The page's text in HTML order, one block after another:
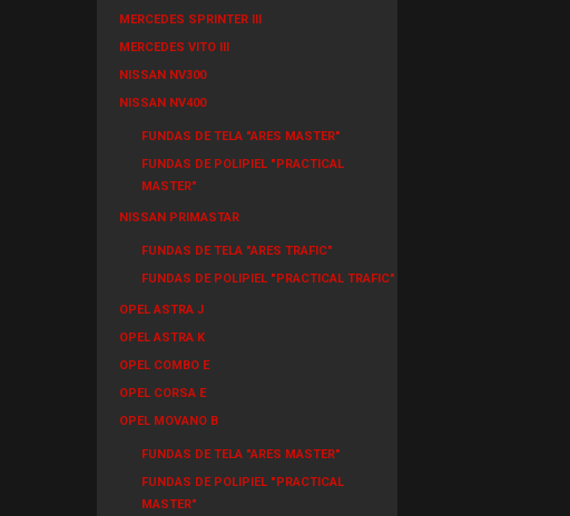
MERCEDES SPRINTER III
MERCEDES VITO III
NISSAN NV300
NISSAN NV400
FUNDAS DE TELA "ARES MASTER"
FUNDAS DE POLIPIEL "PRACTICAL
MASTER"
NISSAN PRIMASTAR
FUNDAS DE TELA "ARES TRAFIC"
FUNDAS DE POLIPIEL "PRACTICAL TRAFIC"
OPEL ASTRA J
OPEL ASTRA K
OPEL COMBO E
OPEL CORSA E
OPEL MOVANO B
FUNDAS DE TELA "ARES MASTER"
FUNDAS DE POLIPIEL "PRACTICAL
MASTER"